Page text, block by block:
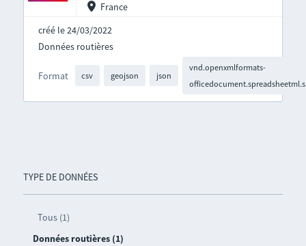
TYPE DE DONNÉES
Tous (1)
Données routières (1)
France
créé le 24/03/2022
Format csv geojson json
vnd.openxmlformats-
Données routières